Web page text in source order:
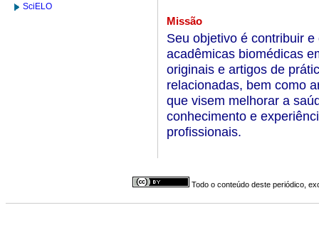
SciELO
Missão
Seu objetivo é contribuir
acadêmicas biomédicas
originais e artigos de
relacionadas, bem como
que visem melhorar a
conhecimento e
profissionais.
Todo o conteúdo deste periódico,